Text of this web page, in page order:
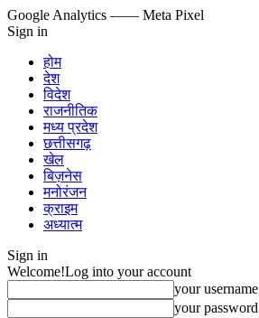
Google Analytics —— Meta Pixel
Sign in
होम
देश
विदेश
राजनीतिक
मध्य प्रदेश
छत्तीसगढ़
खेल
बिज़नेस
मनोरंजन
क्राइम
अध्यात्म
Sign in
Welcome!Log into your account
your username
your password